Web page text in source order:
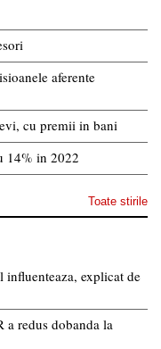
aferente
cu premii in bani
14% in 2022
Toate stirile
influenteaza, explicat de
a redus dobanda la